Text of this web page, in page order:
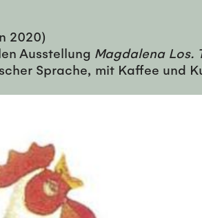
2020)
Ausstellung Magdalena Los.
Sprache, mit Kaffee und